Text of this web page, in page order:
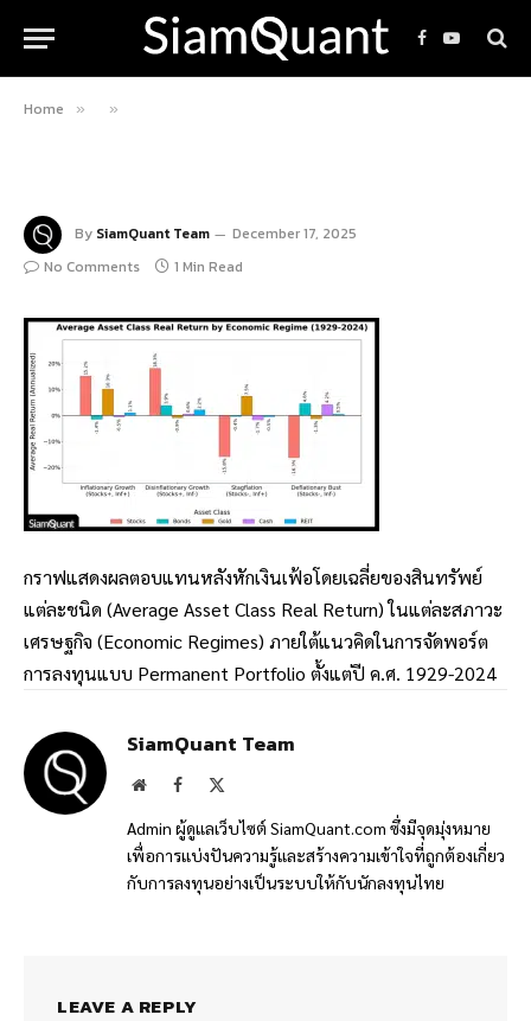
Facebook
YouTube
Home » »
By SiamQuant Team
December 17, 2025
No Comments
1 Min Read
กราฟแสดงผลตอบแทนหลังหักเงินเฟ้อโดยเฉลี่ยของสินทรัพย์
แต่ละชนิด (Average Asset Class Real Return) ในแต่ละสภาวะ
เศรษฐกิจ (Economic Regimes) ภายใต้แนวคิดในการจัดพอร์ต
การลงทุนแบบ Permanent Portfolio ตั้งแต่ปี ค.ศ. 1929-2024
SiamQuant Team
WebsiteFacebook
Admin ผู้ดูแลเว็บไซต์ SiamQuant.com ซึ่งมีจุดมุ่งหมาย
เพื่อการแบ่งปันความรู้และสร้างความเข้าใจที่ถูกต้องเกี่ยว
กับการลงทุนอย่างเป็นระบบให้กับนักลงทุนไทย
LEAVE A REPLY